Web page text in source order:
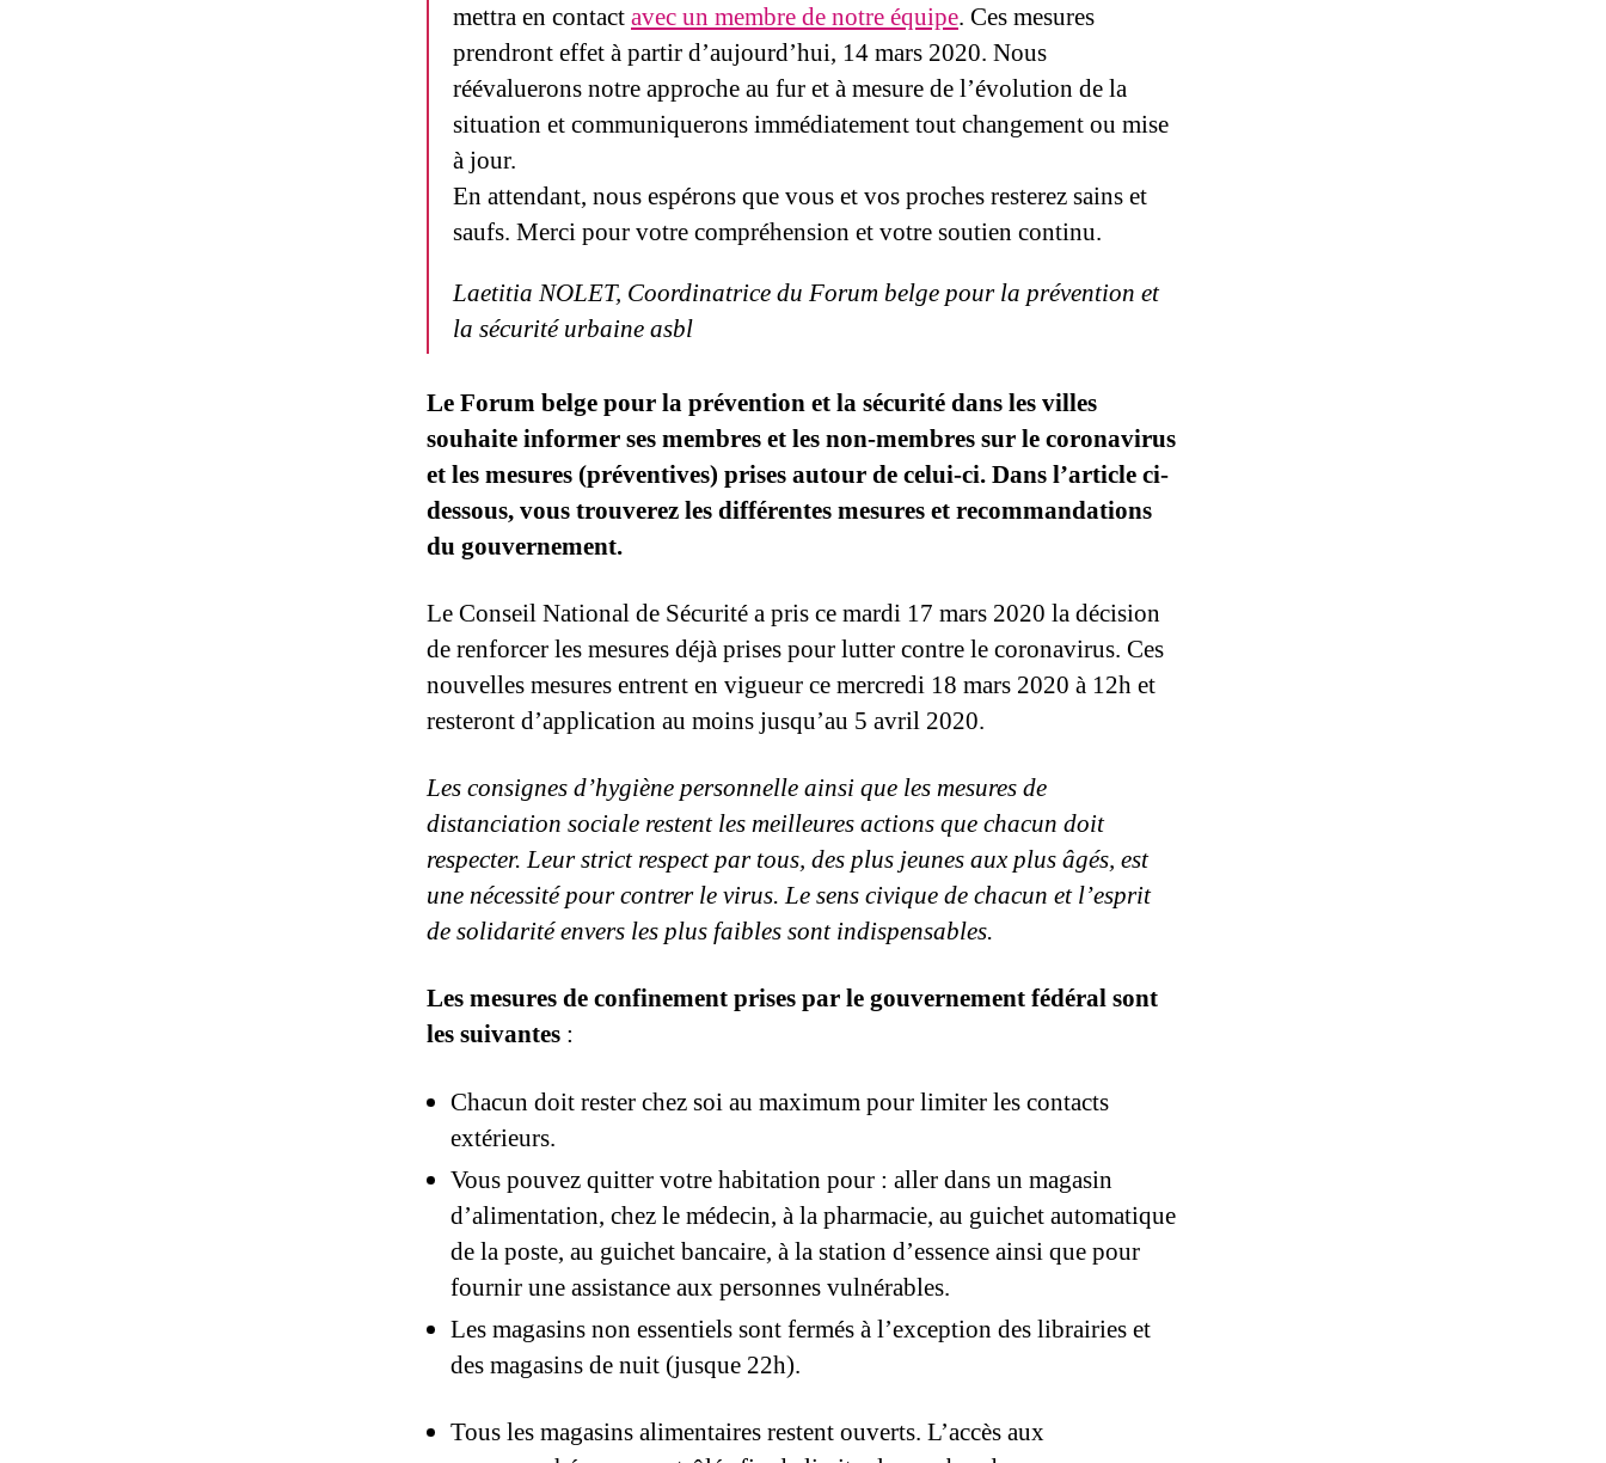
mettra en contactavec un membre de notre équipe. Ces mesures
prendront effet à partir d’aujourd’hui, 14 mars 2020. Nous
réévaluerons notre approche au fur et à mesure de l’évolution de la
situation et communiquerons immédiatement tout changement ou mise
à jour.
En attendant, nous espérons que vous et vos proches resterez sains et
saufs. Merci pour votre compréhension et votre soutien continu.
Laetitia NOLET, Coordinatrice du Forum belge pour la prévention et
la sécurité urbaine asbl
Le Forum belge pour la prévention et la sécurité dans les villes
souhaite informer ses membres et les non-membres sur le coronavirus
et les mesures (préventives) prises autour de celui-ci. Dans l’article ci-
dessous, vous trouverez les différentes mesures et recommandations
du gouvernement.
Le Conseil National de Sécurité a pris ce mardi 17 mars 2020 la décision
de renforcer les mesures déjà prises pour lutter contre le coronavirus. Ces
nouvelles mesures entrent en vigueur ce mercredi 18 mars 2020 à 12h et
resteront d’application au moins jusqu’au 5 avril 2020.
Les consignes d’hygiène personnelle ainsi que les mesures de
distanciation sociale restent les meilleures actions que chacun doit
respecter. Leur strict respect par tous, des plus jeunes aux plus âgés, est
une nécessité pour contrer le virus. Le sens civique de chacun et l’esprit
de solidarité envers les plus faibles sont indispensables.
Les mesures de confinement prises par le gouvernement fédéral sont
les suivantes :
Chacun doit rester chez soi au maximum pour limiter les contacts
extérieurs.
Vous pouvez quitter votre habitation pour : aller dans un magasin
d’alimentation, chez le médecin, à la pharmacie, au guichet automatique
de la poste, au guichet bancaire, à la station d’essence ainsi que pour
fournir une assistance aux personnes vulnérables.
Les magasins non essentiels sont fermés à l’exception des librairies et
des magasins de nuit (jusque 22h).
Tous les magasins alimentaires restent ouverts. L’accès aux